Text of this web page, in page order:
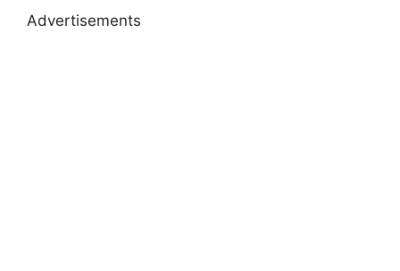
Advertisements